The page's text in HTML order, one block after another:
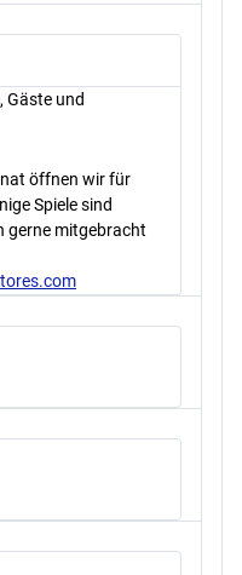
Gäste und
öffnen wir für
Spiele sind
gerne mitgebracht